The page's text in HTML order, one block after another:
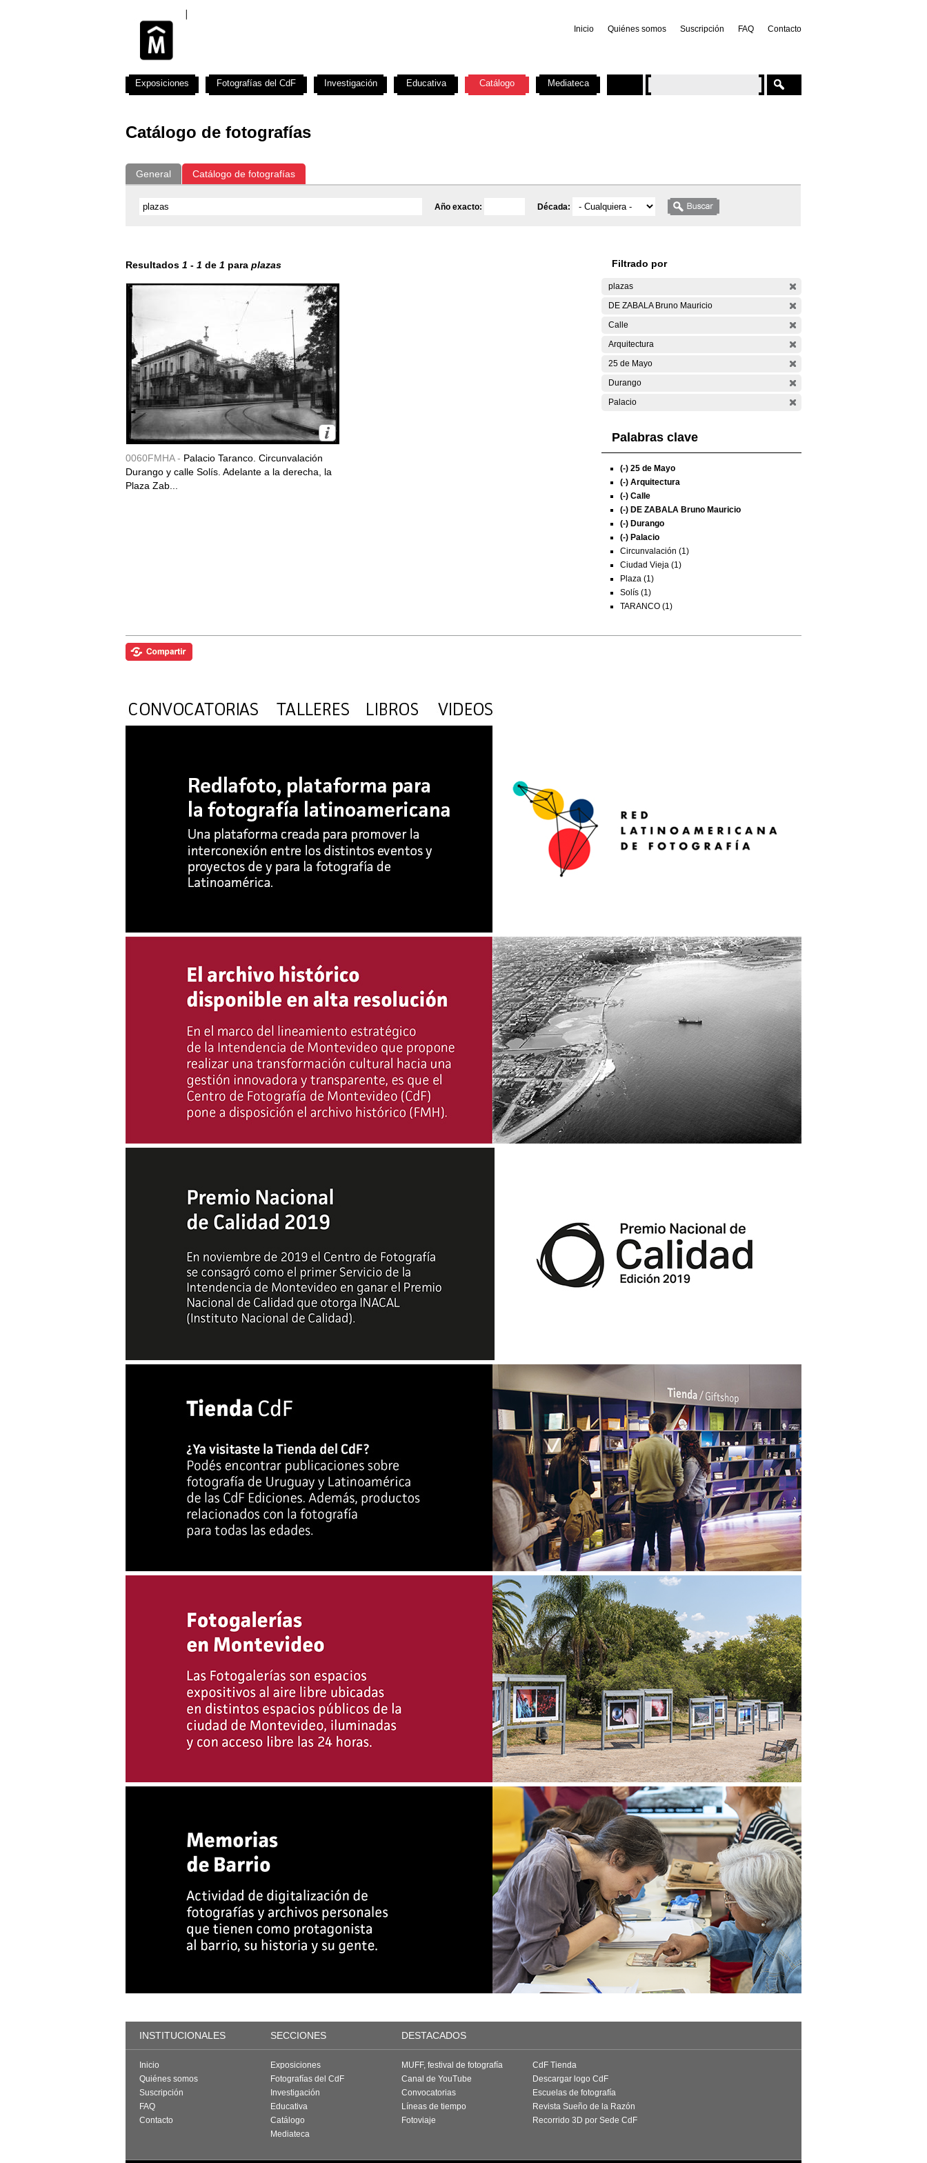
Inicio Quiénes somos Suscripción FAQ Contacto
Catálogo de fotografías
General Catálogo de fotografías
Año exacto: Década:
Resultados 1 - 1 de 1 para plazas
0060FMHA - Palacio Taranco. Circunvalación
Durango y calle Solís. Adelante a la derecha, la
Plaza Zab...
Filtrado por
plazas
DE ZABALA Bruno Mauricio
Calle
Arquitectura
25 de Mayo
Durango
Palacio
Palabras clave
(-) 25 de Mayo
(-) Arquitectura
(-) Calle
(-) DE ZABALA Bruno Mauricio
(-) Durango
(-) Palacio
Circunvalación (1)
Ciudad Vieja (1)
Plaza (1)
Solís (1)
TARANCO (1)
Exposiciones Fotografías del CdF Investigación Educativa Catálogo Mediateca
INSTITUCIONALES SECCIONES DESTACADOS
Inicio
Quiénes somos
Suscripción
FAQ
Contacto
Exposiciones
Fotografías del CdF
Investigación
Educativa
Catálogo
Mediateca
MUFF, festival de fotografía
Canal de YouTube
Convocatorias
Líneas de tiempo
Fotoviaje
CdF Tienda
Descargar logo CdF
Escuelas de fotografía
Revista Sueño de la Razón
Recorrido 3D por Sede CdF